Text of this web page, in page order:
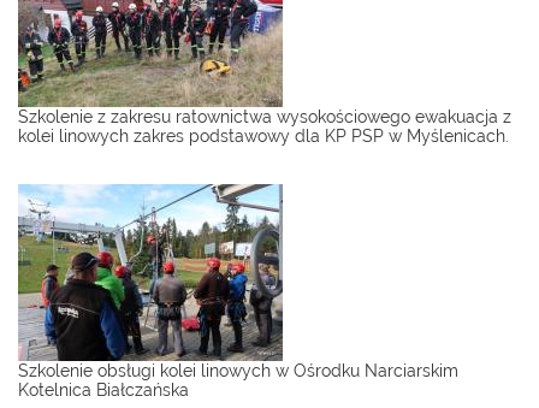
Szkolenie z zakresu ratownictwa wysokościowego ewakuacja z
kolei linowych zakres podstawowy dla KP PSP w Myślenicach.
Szkolenie obsługi kolei linowych w Ośrodku Narciarskim
Kotelnica Białczańska